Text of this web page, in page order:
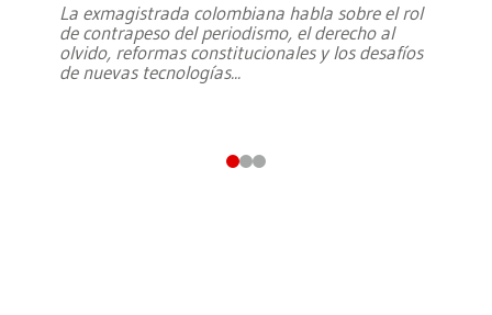
La exmagistrada colombiana habla sobre el rol
de contrapeso del periodismo, el derecho al
olvido, reformas constitucionales y los desafíos
de nuevas tecnologías...